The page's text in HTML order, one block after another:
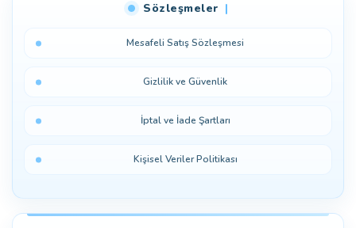
Sözleşmeler
Mesafeli Satış Sözleşmesi
Gizlilik ve Güvenlik
İptal ve İade Şartları
Kişisel Veriler Politikası